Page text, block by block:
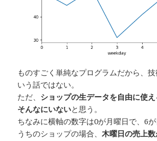
ものすごく単純なプログラムだから、
いう話ではない。
ただ、 ショップの生データを自由に使
そんなにいないと思う。
ちなみに横軸の数字は0が月曜日で、6が
うちのショップの場合、木曜日の売上